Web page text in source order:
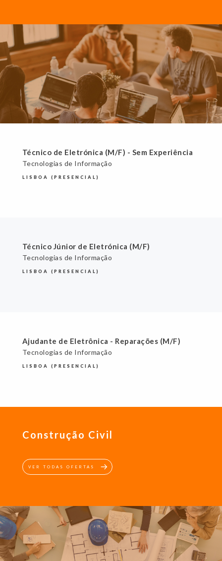
Técnico de Eletrónica (M/F) - Sem Experiência
Tecnologias de Informação
LISBOA (PRESENCIAL)
Técnico Júnior de Eletrónica (M/F)
Tecnologias de Informação
LISBOA (PRESENCIAL)
Ajudante de Eletrônica - Reparações (M/F)
Tecnologias de Informação
LISBOA (PRESENCIAL)
Construção Civil
VER TODAS OFERTAS